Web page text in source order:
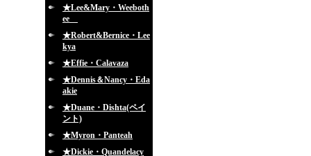
★Lee&Mary・Weeboth
ee
★Robert&Bernice・Lee
kya
★Effie・Calavaza
★Dennis＆Nancy・Eda
akie
★Duane・Dishta(ペイ
ント)
★Myron・Panteah
★Dickie・Quandelacy